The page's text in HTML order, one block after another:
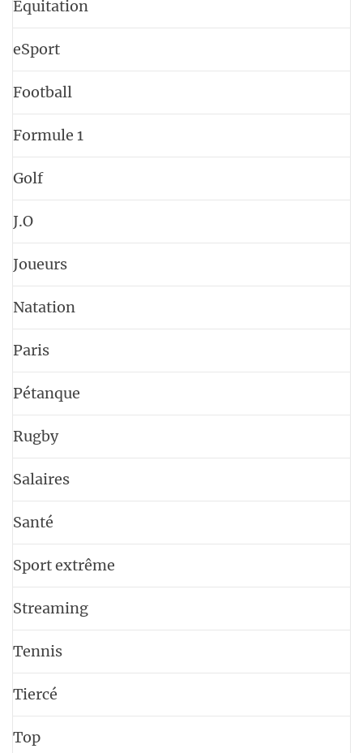
Équitation
eSport
Football
Formule 1
Golf
J.O
Joueurs
Natation
Paris
Pétanque
Rugby
Salaires
Santé
Sport extrême
Streaming
Tennis
Tiercé
Top